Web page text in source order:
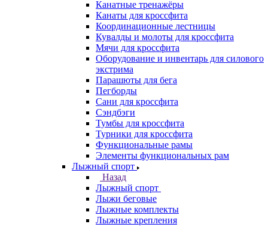
Канатные тренажёры
Канаты для кроссфита
Координационные лестницы
Кувалды и молоты для кроссфита
Мячи для кроссфита
Оборудование и инвентарь для силового
экстрима
Парашюты для бега
Пегборды
Сани для кроссфита
Сэндбэги
Тумбы для кроссфита
Турники для кроссфита
Функциональные рамы
Элементы функциональных рам
Лыжный спорт
Назад
Лыжный спорт
Лыжи беговые
Лыжные комплекты
Лыжные крепления